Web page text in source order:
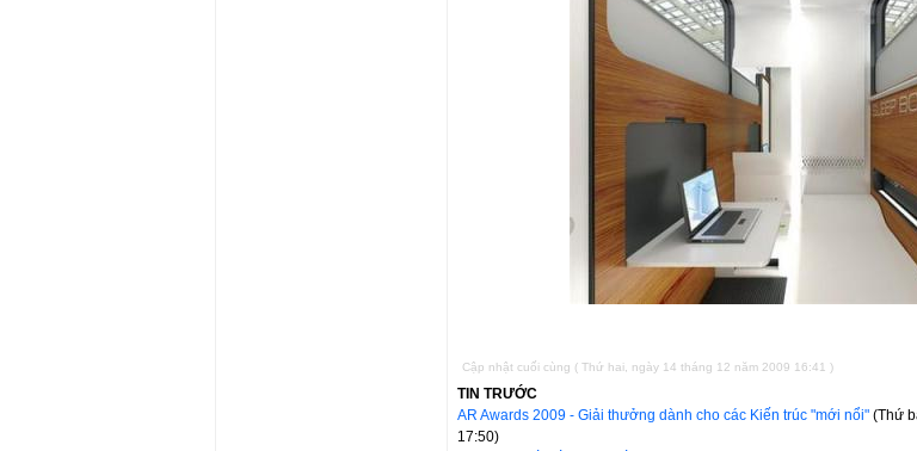
Cập nhật cuối cùng ( Thứ hai, ngày 14 tháng 12 năm 2009 16:41 )
TIN TRƯỚC
AR Awards 2009 - Giải thưởng dành cho các Kiến trúc "mới nổi"(Thứ
17:50)